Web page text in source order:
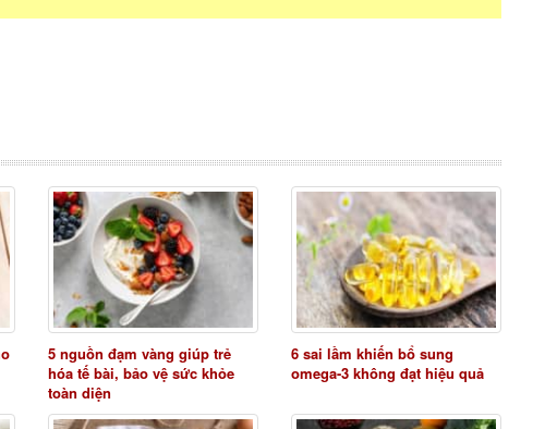
5 nguồn đạm vàng giúp trẻ
hóa tế bài, bảo vệ sức khỏe
toàn diện
6 sai lầm khiến bổ sung
omega-3 không đạt hiệu quả